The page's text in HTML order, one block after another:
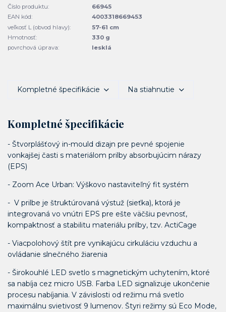
Číslo produktu:
66945
EAN kód:
4003318669453
veľkosť L (obvod hlavy):
57-61 cm
Hmotnosť:
330 g
povrchová úprava:
lesklá
Kompletné špecifikácie Na stiahnutie
Kompletné špecifikácie
- Štvorplášťový in-mould dizajn pre pevné spojenie
vonkajšej časti s materiálom prilby absorbujúcim nárazy
(EPS)
- Zoom Ace Urban: Výškovo nastaviteľný fit systém
- V prilbe je štruktúrovaná výstuž (sieťka), ktorá je
integrovaná vo vnútri EPS pre ešte väčšiu pevnosť,
kompaktnosť a stabilitu materiálu prilby, tzv. ActiCage
- Viacpolohový štít pre vynikajúcu cirkuláciu vzduchu a
ovládanie slnečného žiarenia
- Širokouhlé LED svetlo s magnetickým uchytením, ktoré
sa nabíja cez micro USB. Farba LED signalizuje ukončenie
procesu nabíjania. V závislosti od režimu má svetlo
maximálnu svietivosť 9 lumenov. Štyri režimy sú Eco Mode,